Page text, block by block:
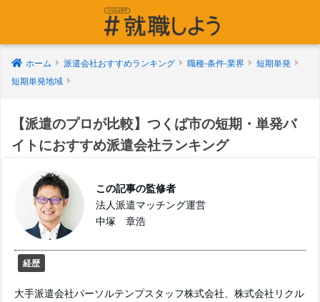
ホーム 派遣会社おすすめランキング 職種-条件-業界
短期単発
短期単発地域
【派遣のプロが比較】つくば市の短期・単発バ
イトにおすすめ派遣会社ランキング
この記事の監修者
法人派遣マッチング運営
中塚 章浩
経歴
大手派遣会社パーソルテンプスタッフ株式会社、株式会社リクル